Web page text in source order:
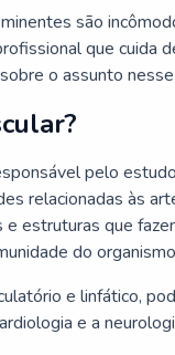
são
que cuida
o assunto
pelo
relacionadas às
e estruturas que
do
e linfático,
e a